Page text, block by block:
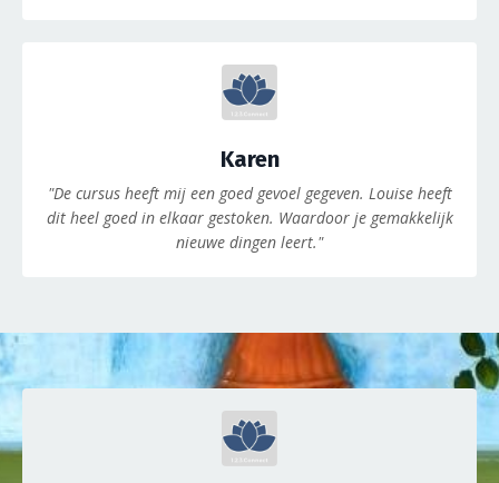
Karen
"De cursus heeft mij een goed gevoel gegeven. Louise heeft
dit heel goed in elkaar gestoken. Waardoor je gemakkelijk
nieuwe dingen leert."